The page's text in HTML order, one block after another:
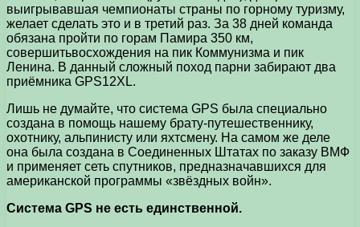
выигрывавшая чемпионаты страны по горному туризму,
желает сделать это и в третий раз. За 38 дней команда
обязана пройти по горам Памира 350 км,
совершитьвосхождения на пик Коммунизма и пик
Ленина. В данный сложный поход парни забирают два
приёмника GPS12XL.
Лишь не думайте, что система GPS была специально
создана в помощь нашему брату-путешественнику,
охотнику, альпинисту или яхтсмену. На самом же деле
она была создана в Соединенных Штатах по заказу ВМФ
и применяет сеть спутников, предназначавшихся для
американской программы «звёздных войн».
Система GPS не есть единственной.